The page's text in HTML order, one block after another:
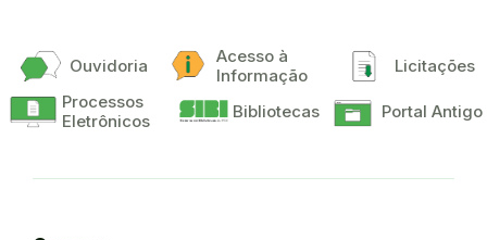
Ouvidoria
Acesso à
Informação
Licitações
Processos
Eletrônicos
Bibliotecas Portal Antigo